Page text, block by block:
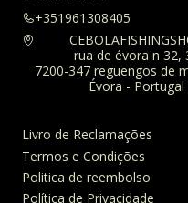
+351961308405
rua de évora n 32,
7200-347 reguengos de
Évora - Portugal
Livro de Reclamações
Termos e Condições
Politica de reembolso
Política de Privacidade